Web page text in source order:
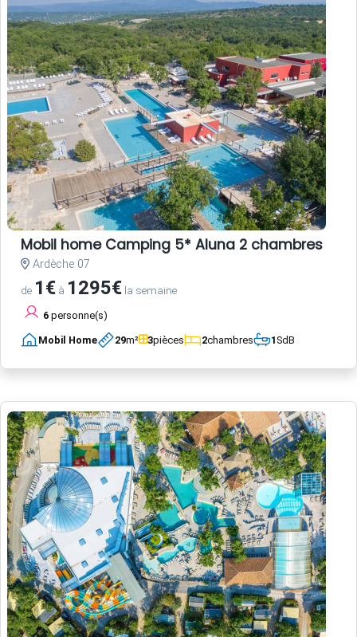
Mobil home Camping 5* Aluna 2 chambres
Ardèche 07
de 1€ à 1295€ la semaine
6 personne(s)
Mobil Home 29m² 3pièces 2chambres 1SdB